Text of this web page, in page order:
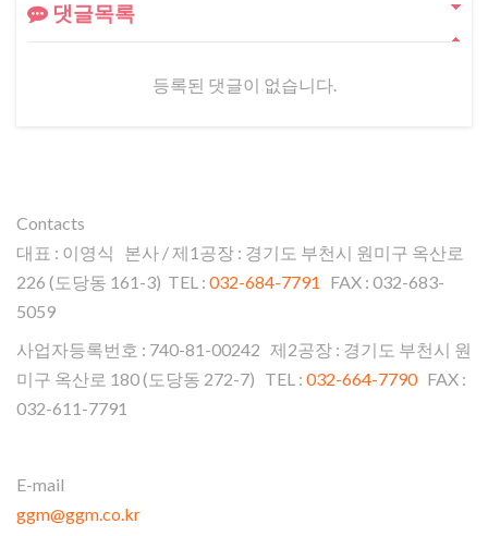
댓글목록
등록된 댓글이 없습니다.
Contacts
대표 : 이영식 본사 / 제1공장 : 경기도 부천시 원미구 옥산로
226 (도당동 161-3) TEL : 032-684-7791
FAX : 032-683-
5059
사업자등록번호 : 740-81-00242 제2공장 : 경기도 부천시 원
미구 옥산로 180 (도당동 272-7) TEL : 032-664-7790FAX :
032-611-7791
E-mail
ggm@ggm.co.kr